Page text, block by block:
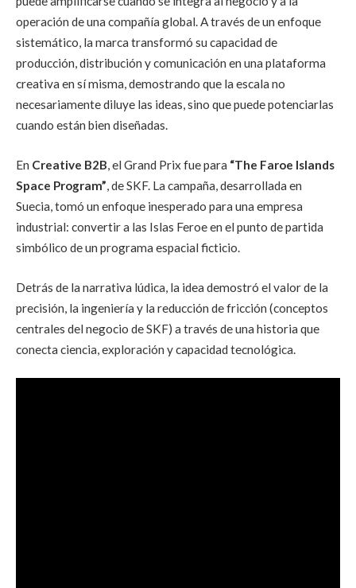
operación de una compañía global. A través de un enfoque
sistemático, la marca transformó su capacidad de
producción, distribución y comunicación en una plataforma
creativa en sí misma, demostrando que la escala no
necesariamente diluye las ideas, sino que puede potenciarlas
cuando están bien diseñadas.
En Creative B2B, el Grand Prix fue para “The Faroe Islands
Space Program”, de SKF. La campaña, desarrollada en
Suecia, tomó un enfoque inesperado para una empresa
industrial: convertir a las Islas Feroe en el punto de partida
simbólico de un programa espacial ficticio.
Detrás de la narrativa lúdica, la idea demostró el valor de la
precisión, la ingeniería y la reducción de fricción (conceptos
centrales del negocio de SKF) a través de una historia que
conecta ciencia, exploración y capacidad tecnológica.